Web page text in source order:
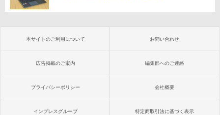
本サイトのご利用について お問い合わせ
広告掲載のご案内 編集部へのご連絡
プライバシーポリシー 会社概要
インプレスグループ 特定商取引法に基づく表示